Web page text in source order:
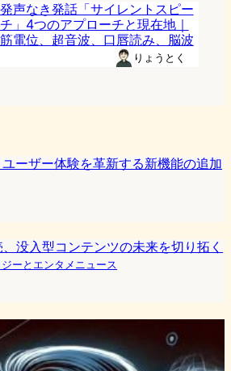
発声なき発話「サイレントスピー
チ」4つのアプローチと現在地｜
筋電位、超音波、口唇読み、脳波
りょうとく
ーザー体験を革新する新機能の追加
没入型コンテンツの未来を切り拓く
ーとエンタメニュース